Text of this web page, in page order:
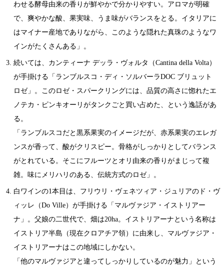
わせる酵母由来の香りが鮮やかで分かりやすい。アロマが明確
で、爽やかな酸、果実味、うま味がバランスをとる。イタリアに
はマイナー産地でありながら、このような隠れた真珠のようなワ
インがたくさんある」。
続いては、カンティーナ デッラ・ヴォルタ（Cantina della Volta）
が手掛ける「ランブルスコ・ディ・ソルバーラDOC ブリュット
ロゼ」。このロゼ・スパークリングには、品質の高さに惚れたエ
ノテカ・ピンキオーリがタンクごと買い占めた、という逸話があ
る。
「ランブルスコだと黒系果実のイメージだが、赤系果実のエレガ
ンスが香って、酸がクリスピー。骨格がしっかりとしてバランス
がとれている。そこにフルーツとオリ由来の香りがまじって複
雑。味にメリハリのある、伝統方式のロゼ」。
白ワインの1本目は、フリウリ・ヴェネツィア・ジュリアのド・ヴ
ィッレ（Do Ville）が手掛ける「マルヴァジア・イストリアー
ナ」。父娘の二世代で、畑は20ha。イストリアーナという名称は
イストリア半島（現在クロアチア領）に由来し、マルヴァジア・
イストリアーナはこの地域にしかない。
「他のマルヴァジアと違ってしっかりしているのが魅力」という